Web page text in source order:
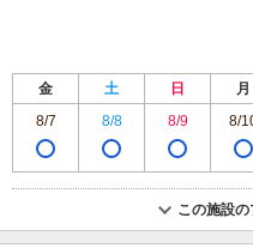
金 土 日 月
8/7
8/8 8/9 8/
この施設